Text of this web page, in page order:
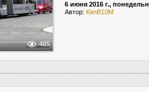
465
6 июня 2016 г.,
Автор: KimB10M